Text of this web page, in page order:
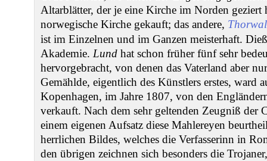
Altarblätter, der je eine Kirche im Norden geziert
norwegische Kirche gekauft; das andere,
ist im Einzelnen und im Ganzen meisterhaft.
Akademie. Lund hat schon früher fünf sehr
hervorgebracht, von denen das Vaterland aber
Gemählde, eigentlich des Künstlers erstes, ward
Kopenhagen, im Jahre 1807, von den
verkauft. Nach dem sehr geltenden Zeugniß der
einem eigenen Aufsatz diese Mahlereyen
herrlichen Bildes, welches die Verfasserinn in
den übrigen zeichnen sich besonders die